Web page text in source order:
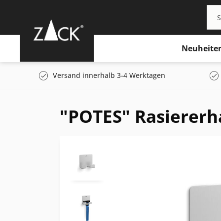
Versand innerhalb 3-4 Werktagen
"POTES"